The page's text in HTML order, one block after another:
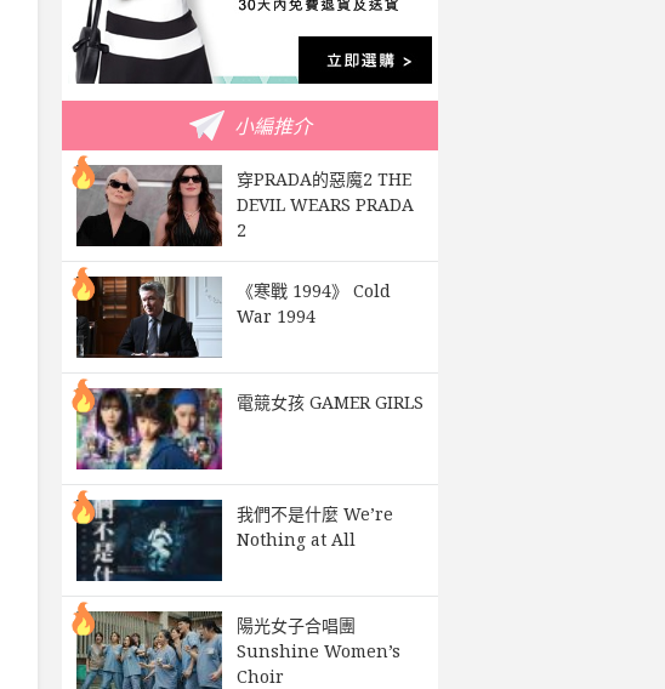
小編推介
穿PRADA的惡魔2 THE
DEVIL WEARS PRADA
2
《寒戰 1994》 Cold
War 1994
電競女孩 GAMER GIRLS
我們不是什麼 We’re
Nothing at All
陽光女子合唱團
Sunshine Women’s
Choir